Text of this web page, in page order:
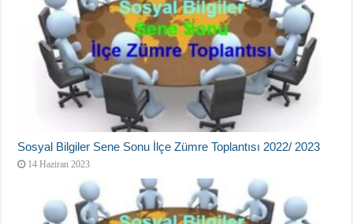
Sosyal Bilgiler Sene Sonu İlçe Zümre Toplantısı 2022/ 2023
14 Haziran 2023